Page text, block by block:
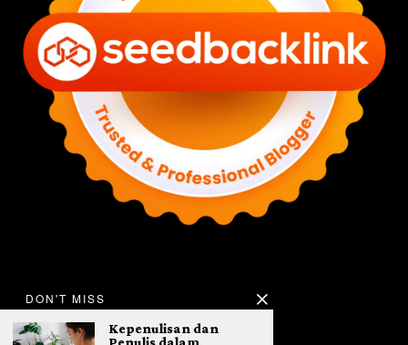
DON'T MISS
Kepenulisan dan